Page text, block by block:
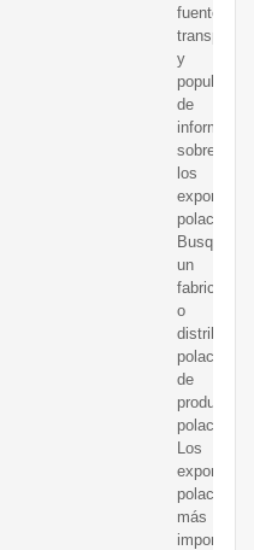
fuente
y
popular
de
sobre
los
polacos.
Busque
un
fabricante
o
distribuidor
polaco
de
productos
polacos.
Los
polacos
más